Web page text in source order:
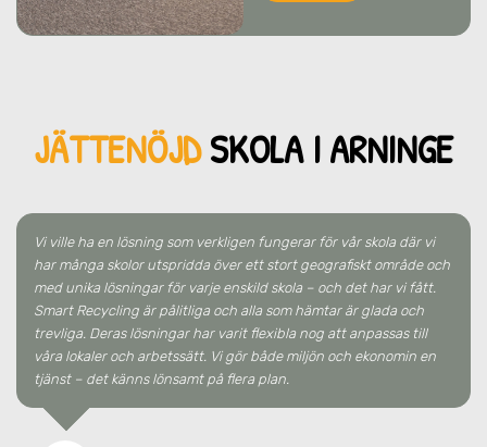
JÄTTENÖJDSKOLA I ARNINGE
Vi ville ha en lösning som verkligen fungerar för vår skola där vi
har många skolor utspridda över ett stort geografiskt område och
med unika lösningar för varje enskild skola – och det har vi fått.
Smart Recycling är pålitliga och alla som hämtar är glada och
trevliga. Deras lösningar har varit flexibla nog att anpassas till
våra lokaler och arbetssätt. Vi gör både miljön och ekonomin en
tjänst – det känns lönsamt på flera plan.